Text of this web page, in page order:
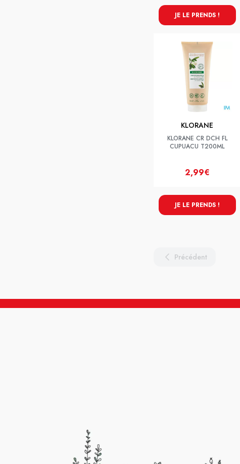
JE LE PRENDS !
KLORANE
KLORANE CR DCH FL
CUPUACU T200ML
2,99€
JE LE PRENDS !
Précédent